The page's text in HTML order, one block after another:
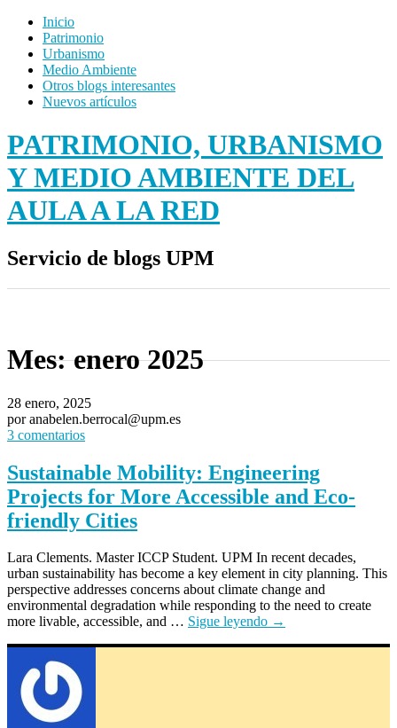
Inicio
Patrimonio
Urbanismo
Medio Ambiente
Otros blogs interesantes
Nuevos artículos
PATRIMONIO, URBANISMO
Y MEDIO AMBIENTE DEL
AULA A LA RED
Servicio de blogs UPM
Mes:enero 2025
28 enero, 2025
por anabelen.berrocal@upm.es
3 comentarios
Sustainable Mobility: Engineering
Projects for More Accessible and Eco-
friendly Cities
Lara Clements. Master ICCP Student. UPM In recent decades,
urban sustainability has become a key element in city planning. This
perspective addresses concerns about climate change and
environmental degradation while responding to the need to create
more livable, accessible, and … Sigue leyendo →